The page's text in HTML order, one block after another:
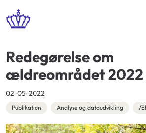
Redegørelse om
ældreområdet 2022
02-05-2022
Publikation Analyse og dataudvikling